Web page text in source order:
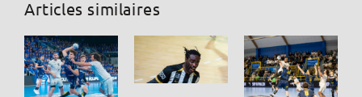
Articles similaires